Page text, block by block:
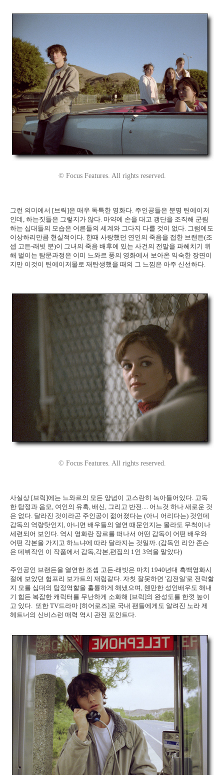
© Focus Features. All rights reserved.
그런 의미에서 [브릭]은 매우 독특한 영화다. 주인공들은 분명 틴에이저
인데, 하는짓들은 그렇지가 않다. 마약에 손을 대고 갱단을 조직해 군림
하는 십대들의 모습은 어른들의 세계와 그다지 다를 것이 없다. 그럼에도
이상하리만큼 현실적이다. 한때 사랑했던 연인의 죽음을 접한 브랜든(조
셉 고든-래빗 분)이 그녀의 죽음 배후에 있는 사건의 전말을 파헤치기 위
해 벌이는 탐문과정은 이미 느와르 풍의 영화에서 보아온 익숙한 장면이
지만 이것이 틴에이저물로 재탄생했을 때의 그 느낌은 아주 신선하다.
© Focus Features. All rights reserved.
사실상 [브릭]에는 느와르의 모든 양념이 고스란히 녹아들어있다. 고독
한 탐정과 음모, 여인의 유혹, 배신, 그리고 반전.... 어느것 하나 새로운 것
은 없다. 달라진 것이라곤 주인공이 젊어졌다는 (아니 어리다는) 것인데
감독의 역량탓인지, 아니면 배우들의 열연 때문인지는 몰라도 무척이나
세련되어 보인다. 역시 영화란 장르를 떠나서 어떤 감독이 어떤 배우와
어떤 각본을 가지고 하느냐에 따라 달라지는 것일까. (감독인 리안 존슨
은 데뷔작인 이 작품에서 감독,각본,편집의 1인 3역을 맡았다)
주인공인 브랜든을 열연한 조셉 고든-래빗은 마치 1940년대 흑백영화시
절에 보았던 험프리 보가트의 재림같다. 자칫 잘못하면 '김전일'로 전락할
지 모를 십대의 탐정역할을 훌륭하게 해냈으며, 웬만한 성인배우도 해내
기 힘든 복잡한 캐릭터를 무난하게 소화해 [브릭]의 완성도를 한껏 높이
고 있다. 또한 TV드라마 [히어로즈]로 국내 팬들에게도 알려진 노라 제
헤트너의 신비스런 매력 역시 관전 포인트다.